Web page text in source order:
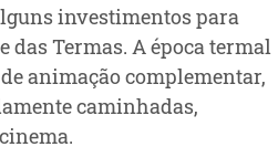
investimentos para
Termas. A época termal
animação complementar,
caminhadas,